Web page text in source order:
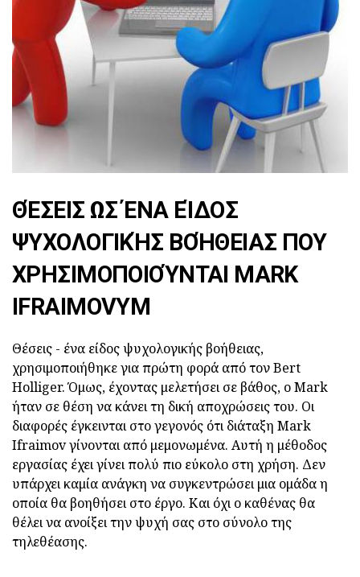
ΘΈΣΕΙΣ ΩΣ ΈΝΑ ΕΊΔΟΣ
ΨΥΧΟΛΟΓΙΚΉΣ ΒΟΉΘΕΙΑΣ ΠΟΥ
ΧΡΗΣΙΜΟΠΟΙΟΎΝΤΑΙ MARK
IFRAIMOVYM
Θέσεις - ένα είδος ψυχολογικής βοήθειας,
χρησιμοποιήθηκε για πρώτη φορά από τον Bert
Holliger. Όμως, έχοντας μελετήσει σε βάθος, ο Mark
ήταν σε θέση να κάνει τη δική αποχρώσεις του. Οι
διαφορές έγκεινται στο γεγονός ότι διάταξη Mark
Ifraimov γίνονται από μεμονωμένα. Αυτή η μέθοδος
εργασίας έχει γίνει πολύ πιο εύκολο στη χρήση. Δεν
υπάρχει καμία ανάγκη να συγκεντρώσει μια ομάδα η
οποία θα βοηθήσει στο έργο. Και όχι ο καθένας θα
θέλει να ανοίξει την ψυχή σας στο σύνολο της
τηλεθέασης.